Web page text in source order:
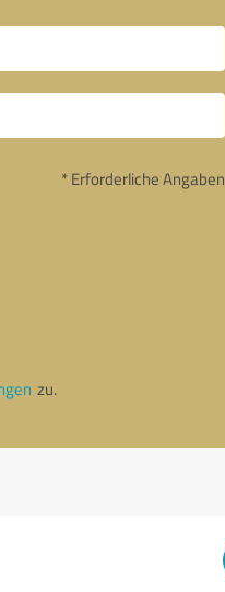
* Erforderliche Angaben
zu.